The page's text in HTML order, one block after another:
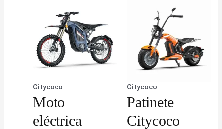
Citycoco
Moto
eléctrica
Citycoco
Patinete
Citycoco